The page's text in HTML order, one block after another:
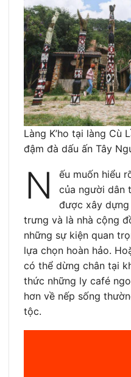
Làng K’ho tại làng Cù
đậm đà dấu ấn Tây
N
ếu muốn hiểu
của người dân
được xây dựng
trưng và là nhà cộng
những sự kiện quan
lựa chọn hoàn hảo.
có thể dừng chân tại
thức những ly café
hơn về nếp sống
tộc.